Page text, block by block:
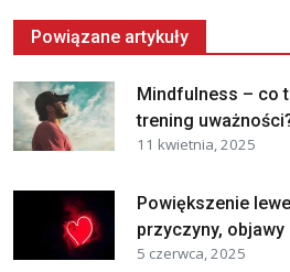
Powiązane artykuły
Mindfulness – co
trening
11 kwietnia, 2025
Powiększenie
przyczyny,
5 czerwca, 2025